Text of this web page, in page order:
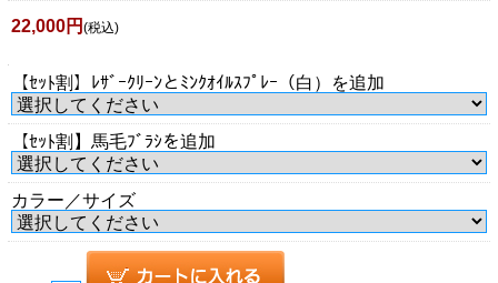
22,000円 (税込)
【ｾｯﾄ割】ﾚｻﾞｰｸﾘｰﾝとﾐﾝｸｵｲﾙｽﾌﾟﾚｰ（白）を追加
【ｾｯﾄ割】馬毛ﾌﾞﾗｼを追加
カラー／サイズ